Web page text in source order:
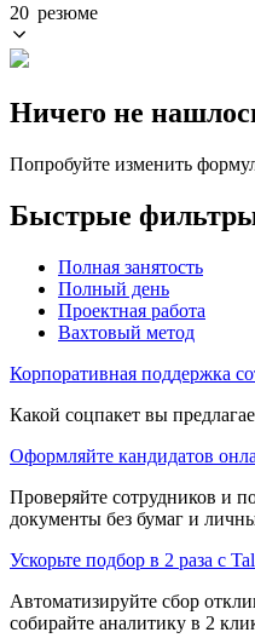
20 резюме
Ничего не
Попробуйте изменить
Быстрые
Полная занятость
Полный день
Проектная работа
Вахтовый метод
Корпоративная поддержка
Какой соцпакет вы
Оформляйте кандидатов
Проверяйте сотрудников и
документы без бумаг и
Ускорьте подбор в 2 раза с
Автоматизируйте сбор
собирайте аналитику в 2